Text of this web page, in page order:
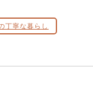
丁寧な暮らし